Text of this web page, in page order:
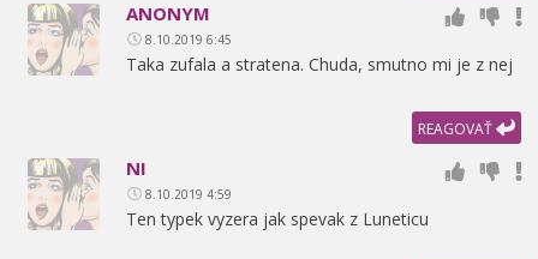
ANONYM
8.10.2019 6:45
Taka zufala a stratena. Chuda, smutno mi je z nej
REAGOVAŤ
NI
8.10.2019 4:59
Ten typek vyzera jak spevak z Luneticu